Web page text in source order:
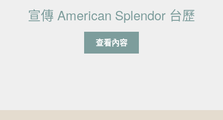
宣傳 American Splendor 台歷
查看內容